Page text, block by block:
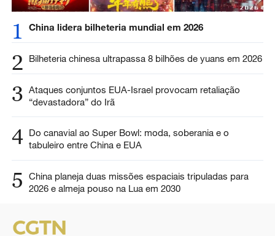
1 China lidera bilheteria mundial em 2026
2 Bilheteria chinesa ultrapassa 8 bilhões de yuans em 2026
3 Ataques conjuntos EUA-Israel provocam retaliação
“devastadora” do Irã
4 Do canavial ao Super Bowl: moda, soberania e o
tabuleiro entre China e EUA
5
China planeja duas missões espaciais tripuladas para
2026 e almeja pouso na Lua em 2030